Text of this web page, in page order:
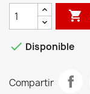

 Disponible
Compartir